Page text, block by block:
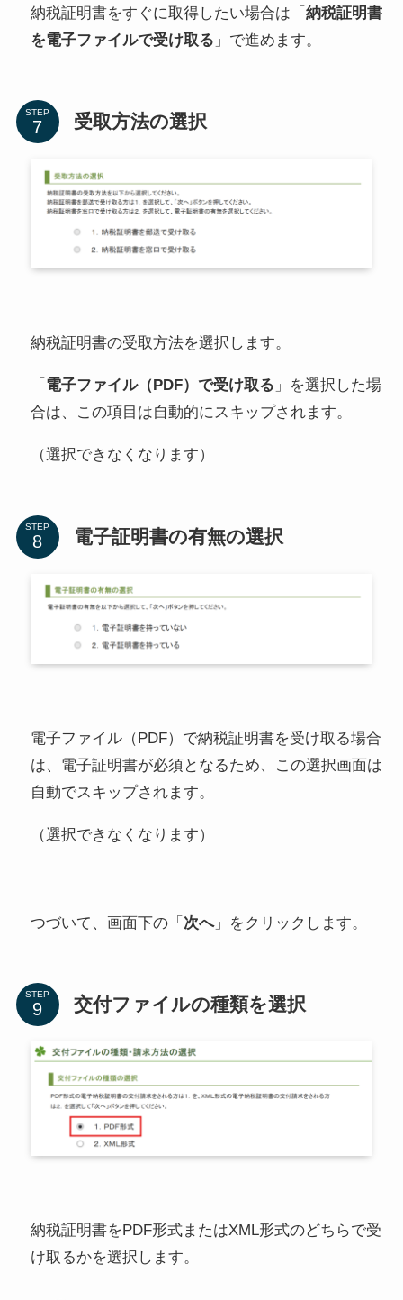
納税証明書をすぐに取得したい場合は「 納税証明書
を電子ファイルで受け取る 」で進めます。
STEP 受取方法の選択
納税証明書の受取方法を選択します。
「 電子ファイル（PDF）で受け取る 」を選択した場
合は、この項目は自動的にスキップされます。
（選択できなくなります）
STEP 電子証明書の有無の選択
電子ファイル（PDF）で納税証明書を受け取る場合
は、電子証明書が必須となるため、この選択画面は
自動でスキップされます。
（選択できなくなります）
つづいて、画面下の「 次へ」をクリックします。
STEP 交付ファイルの種類を選択
納税証明書をPDF形式またはXML形式のどちらで受
け取るかを選択します。